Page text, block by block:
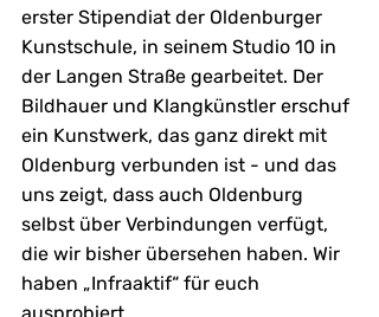
erster Stipendiat der Oldenburger
Kunstschule, in seinem Studio 10 in
der Langen Straße gearbeitet. Der
Bildhauer und Klangkünstler erschuf
ein Kunstwerk, das ganz direkt mit
Oldenburg verbunden ist - und das
uns zeigt, dass auch Oldenburg
selbst über Verbindungen verfügt,
die wir bisher übersehen haben. Wir
haben „Infraaktif“ für euch